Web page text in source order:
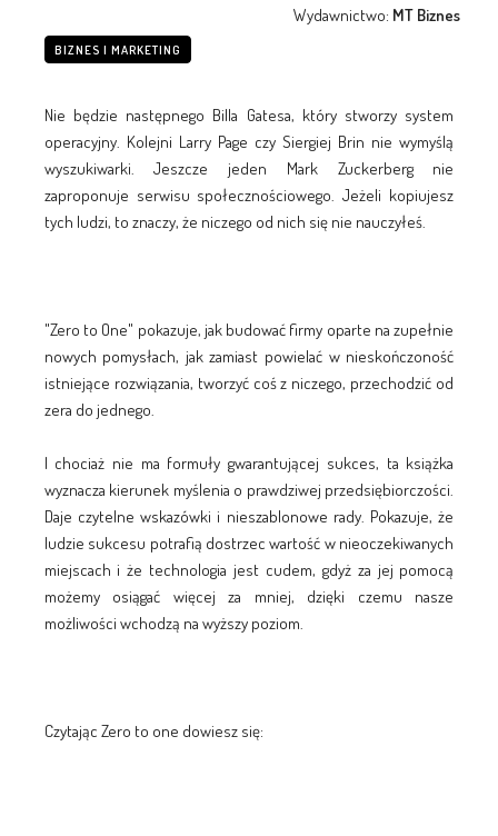
Wydawnictwo: MT Biznes
BIZNES I MARKETING
Nie będzie następnego Billa Gatesa, który stworzy system
operacyjny. Kolejni Larry Page czy Siergiej Brin nie wymyślą
wyszukiwarki. Jeszcze jeden Mark Zuckerberg nie
zaproponuje serwisu społecznościowego. Jeżeli kopiujesz
tych ludzi, to znaczy, że niczego od nich się nie nauczyłeś.
"Zero to One" pokazuje, jak budować firmy oparte na zupełnie
nowych pomysłach, jak zamiast powielać w nieskończoność
istniejące rozwiązania, tworzyć coś z niczego, przechodzić od
zera do jednego.
I chociaż nie ma formuły gwarantującej sukces, ta książka
wyznacza kierunek myślenia o prawdziwej przedsiębiorczości.
Daje czytelne wskazówki i nieszablonowe rady. Pokazuje, że
ludzie sukcesu potrafią dostrzec wartość w nieoczekiwanych
miejscach i że technologia jest cudem, gdyż za jej pomocą
możemy osiągać więcej za mniej, dzięki czemu nasze
możliwości wchodzą na wyższy poziom.
Czytając Zero to one dowiesz się: